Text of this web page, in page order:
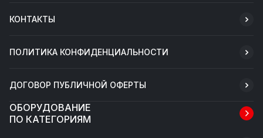
КОНТАКТЫ
ПОЛИТИКА КОНФИДЕНЦИАЛЬНОСТИ
ДОГОВОР ПУБЛИЧНОЙ ОФЕРТЫ
ОБОРУДОВАНИЕ
ПО КАТЕГОРИЯМ